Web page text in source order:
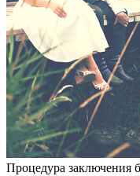
Процедура заключения